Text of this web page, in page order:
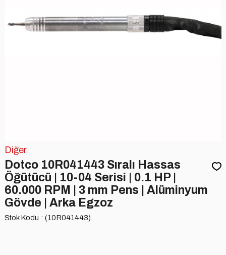
Diğer
Dotco 10R041443 Sıralı Hassas
Öğütücü | 10-04 Serisi | 0.1 HP |
60.000 RPM | 3 mm Pens | Alüminyum
Gövde | Arka Egzoz
Stok Kodu (10R041443)